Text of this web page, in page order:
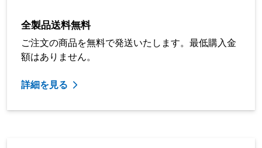
全製品送料無料
ご注文の商品を無料で発送いたします。最低購入金
額はありません。
詳細を見る